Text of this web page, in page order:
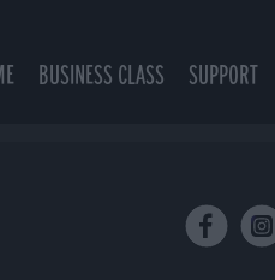
BUSINESS CLASS SUPPORT